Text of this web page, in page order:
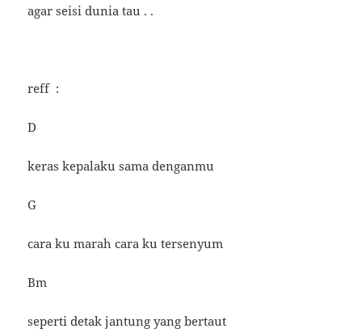
agar seisi dunia tau . .
reff :
D
keras kepalaku sama denganmu
G
cara ku marah cara ku tersenyum
Bm
seperti detak jantung yang bertaut